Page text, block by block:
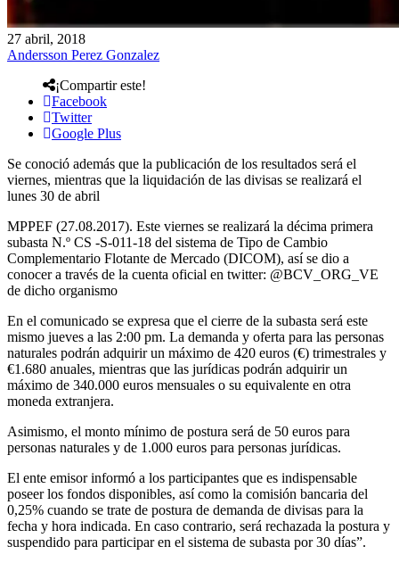
27 abril, 2018
Andersson Perez Gonzalez
¡Compartir este!
Facebook
Twitter
Google Plus
Se conoció además que la publicación de los resultados será el
viernes, mientras que la liquidación de las divisas se realizará el
lunes 30 de abril
MPPEF (27.08.2017). Este viernes se realizará la décima primera
subasta N.º CS -S-011-18 del sistema de Tipo de Cambio
Complementario Flotante de Mercado (DICOM), así se dio a
conocer a través de la cuenta oficial en twitter: @BCV_ORG_VE
de dicho organismo
En el comunicado se expresa que el cierre de la subasta será este
mismo jueves a las 2:00 pm. La demanda y oferta para las personas
naturales podrán adquirir un máximo de 420 euros (€) trimestrales y
€1.680 anuales, mientras que las jurídicas podrán adquirir un
máximo de 340.000 euros mensuales o su equivalente en otra
moneda extranjera.
Asimismo, el monto mínimo de postura será de 50 euros para
personas naturales y de 1.000 euros para personas jurídicas.
El ente emisor informó a los participantes que es indispensable
poseer los fondos disponibles, así como la comisión bancaria del
0,25% cuando se trate de postura de demanda de divisas para la
fecha y hora indicada. En caso contrario, será rechazada la postura y
suspendido para participar en el sistema de subasta por 30 días”.